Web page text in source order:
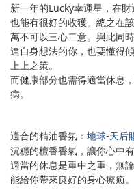
新一年的Lucky幸運星，在
也能有很好的收獲。總之在
萬不可以三心二意。與此同
達自身想法的你，也要懂得
上上之策。
而健康部分也需得適當休息
病。
適合的精油香氛： 地球-天后
沉穩的檀香香氣，讓你心中
適當的休息是重中之重，無
能給你帶來良好的身心療癒。